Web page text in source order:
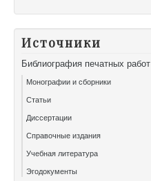
Источники
Библиография печатных работ
Монографии и сборники
Статьи
Диссертации
Справочные издания
Учебная литература
Эгодокументы